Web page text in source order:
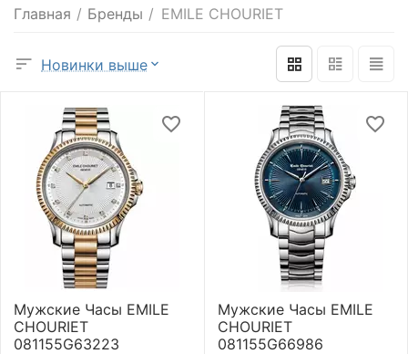
Главная / Бренды / EMILE CHOURIET
Новинки выше
Мужские Часы EMILE
CHOURIET
081155G63223
Мужские Часы EMILE
CHOURIET
081155G66986